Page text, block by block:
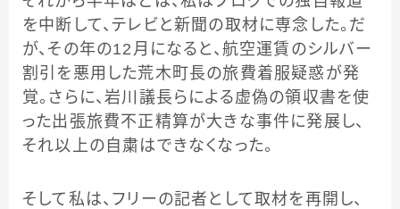
を中断して、テレビと新聞の取材に専念した。だ
が、その年の12月になると、航空運賃のシルバー
割引を悪用した荒木町長の旅費着服疑惑が発
覚。さらに、岩川議長らによる虚偽の領収書を使
った出張旅費不正精算が大きな事件に発展し、
それ以上の自粛はできなくなった。
そして私は、フリーの記者として取材を再開し、